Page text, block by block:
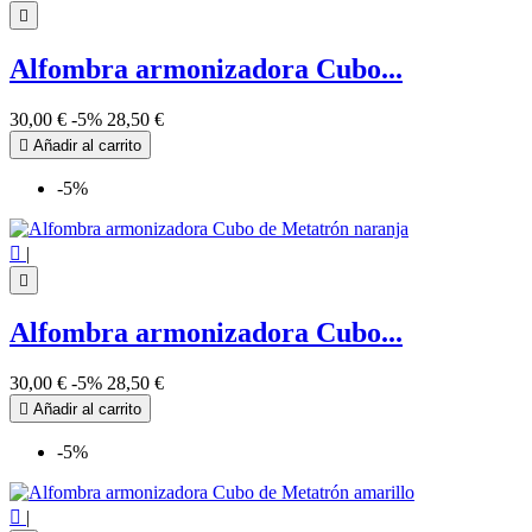

Alfombra armonizadora Cubo...
30,00 € -5% 28,50 €
 Añadir al carrito
-5%
 |

Alfombra armonizadora Cubo...
30,00 € -5% 28,50 €
 Añadir al carrito
-5%
 |